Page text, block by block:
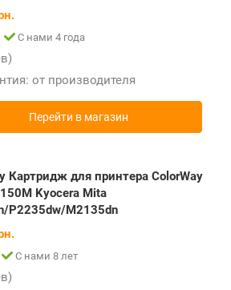
С нами 4 года
от производителя
Перейти в магазин
Картридж для принтера ColorWay
Kyocera Mita
P2235dw/M2135dn
С нами 8 лет